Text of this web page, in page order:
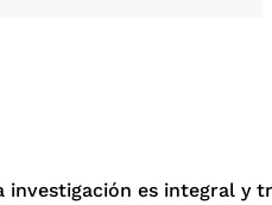
investigación es integral y